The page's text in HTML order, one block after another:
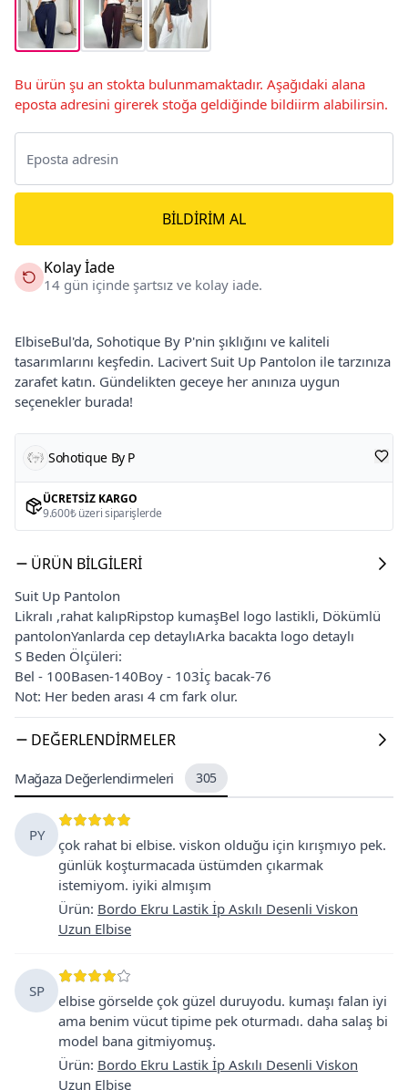
Bu ürün şu an stokta bulunmamaktadır. Aşağıdaki alana
eposta adresini girerek stoğa geldiğinde bildiirm alabilirsin.
BILDIRIM AL
Kolay İade
14 gün içinde şartsız ve kolay iade.
ElbiseBul'da, Sohotique By P'nin şıklığını ve kaliteli
tasarımlarını keşfedin. Lacivert Suit Up Pantolon ile tarzınıza
zarafet katın. Gündelikten geceye her anınıza uygun
seçenekler burada!
Sohotique By P
ÜCRETSIZ KARGO
9.600₺ üzeri siparişlerde
ÜRÜN BILGILERI
Suit Up Pantolon
Likralı ,rahat kalıpRipstop kumaşBel logo lastikli, Dökümlü
pantolonYanlarda cep detaylıArka bacakta logo detaylı
S Beden Ölçüleri:
Bel - 100Basen-140Boy - 103İç bacak-76
Not: Her beden arası 4 cm fark olur.
DEĞERLENDIRMELER
Mağaza Değerlendirmeleri 305
PY
çok rahat bi elbise. viskon olduğu için kırışmıyo pek.
günlük koşturmacada üstümden çıkarmak
istemiyom. iyiki almışım
Ürün: Bordo Ekru Lastik İp Askılı Desenli Viskon
Uzun Elbise
SP
elbise görselde çok güzel duruyodu. kumaşı falan iyi
ama benim vücut tipime pek oturmadı. daha salaş bi
model bana gitmiyomuş.
Ürün: Bordo Ekru Lastik İp Askılı Desenli Viskon
Uzun Elbise